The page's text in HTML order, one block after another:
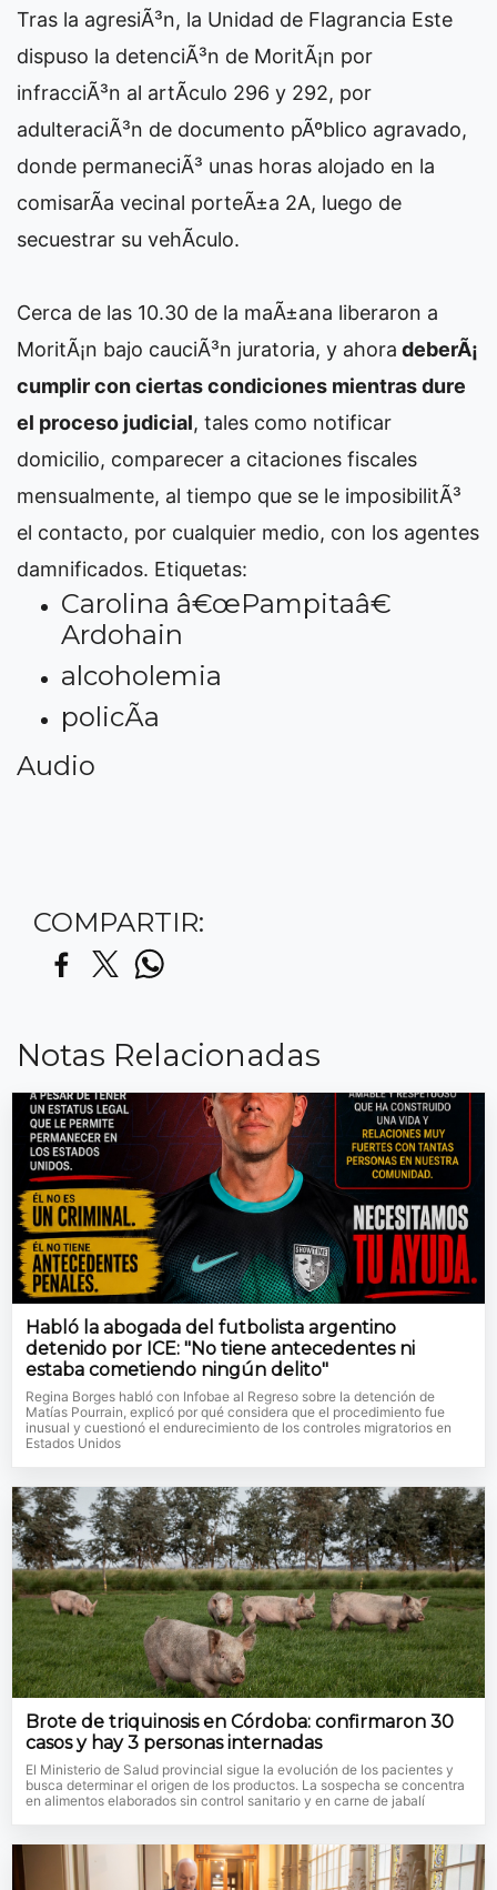
Tras la agresiÃ³n, la Unidad de Flagrancia Este
dispuso la detenciÃ³n de MoritÃ¡n por
infracciÃ³n al artÃ­culo 296 y 292, por
adulteraciÃ³n de documento pÃºblico agravado,
donde permaneciÃ³ unas horas alojado en la
comisarÃ­a vecinal porteÃ±a 2A, luego de
secuestrar su vehÃ­culo.
Cerca de las 10.30 de la maÃ±ana liberaron a
MoritÃ¡n bajo cauciÃ³n juratoria, y ahora deberÃ¡
cumplir con ciertas condiciones mientras dure
el proceso judicial, tales como notificar
domicilio, comparecer a citaciones fiscales
mensualmente, al tiempo que se le imposibilitÃ³
el contacto, por cualquier medio, con los agentes
damnificados. Etiquetas:
Carolina â€œPampitaâ€
Ardohain
alcoholemia
policÃ­a
Audio
COMPARTIR:
Notas Relacionadas
Habló la abogada del futbolista argentino
detenido por ICE: "No tiene antecedentes ni
estaba cometiendo ningún delito"
Regina Borges habló con Infobae al Regreso sobre la detención de
Matías Pourrain, explicó por qué considera que el procedimiento fue
inusual y cuestionó el endurecimiento de los controles migratorios en
Estados Unidos
Brote de triquinosis en Córdoba: confirmaron 30
casos y hay 3 personas internadas
El Ministerio de Salud provincial sigue la evolución de los pacientes y
busca determinar el origen de los productos. La sospecha se concentra
en alimentos elaborados sin control sanitario y en carne de jabalí